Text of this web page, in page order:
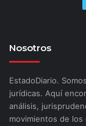
Nosotros
EstadoDiario.
jurídicas. Aquí
análisis,
movimientos de